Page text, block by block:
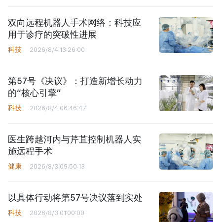
双向远程机器人手术网络：科技应
用于诊疗的突破性进展
科技 2026/8/4 13:26:00
第57号《决议》：打造新增长动力
的“核心引擎”
科技 2026/8/4 06:46:47
医生跨越河内与芹苴控制机器人实
施远程手术
健康 2026/8/3 09:50:13
以具体行动将第57号决议落到实处
科技 2026/8/3 01:00:00